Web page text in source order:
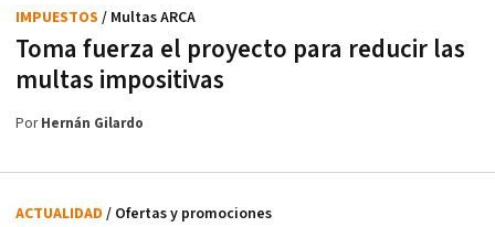
Toma fuerza el proyecto para reducir las
multas impositivas
IMPUESTOS / Multas ARCA
PorHernán Gilardo
ACTUALIDAD / Ofertas y promociones